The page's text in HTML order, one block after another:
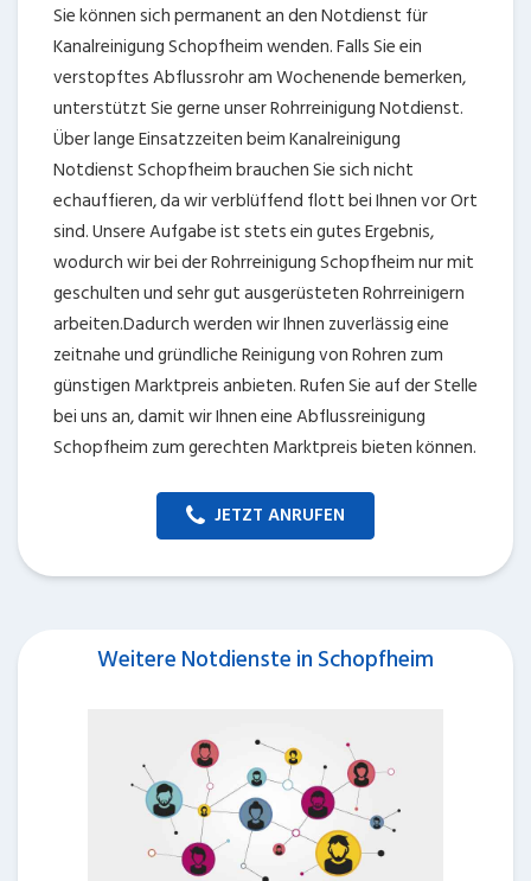
Sie können sich permanent an den Notdienst für
Kanalreinigung Schopfheim wenden. Falls Sie ein
verstopftes Abflussrohr am Wochenende bemerken,
unterstützt Sie gerne unser Rohrreinigung Notdienst.
Über lange Einsatzzeiten beim Kanalreinigung
Notdienst Schopfheim brauchen Sie sich nicht
echauffieren, da wir verblüffend flott bei Ihnen vor Ort
sind. Unsere Aufgabe ist stets ein gutes Ergebnis,
wodurch wir bei der Rohrreinigung Schopfheim nur mit
geschulten und sehr gut ausgerüsteten Rohrreinigern
arbeiten.Dadurch werden wir Ihnen zuverlässig eine
zeitnahe und gründliche Reinigung von Rohren zum
günstigen Marktpreis anbieten. Rufen Sie auf der Stelle
bei uns an, damit wir Ihnen eine Abflussreinigung
Schopfheim zum gerechten Marktpreis bieten können.
JETZT ANRUFEN
Weitere Notdienste in Schopfheim